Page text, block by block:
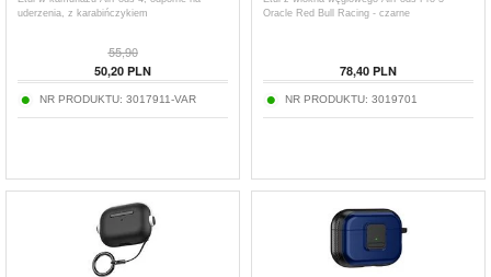
uderzenia, z karabińczykiem
55,90
50,20 PLN
NR PRODUKTU: 3017911-VAR
Oracle Red Bull Racing - czarne
78,40 PLN
NR PRODUKTU: 3019701